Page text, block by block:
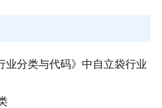
业分类与代码》中自立袋行业